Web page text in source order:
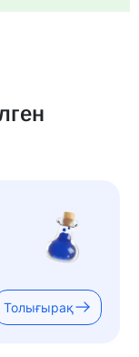
Толығырақ